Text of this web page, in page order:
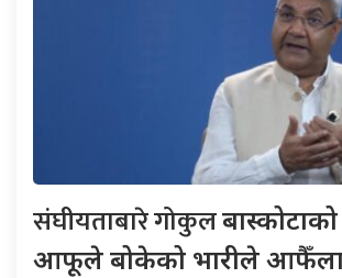
संघीयताबारे गोकुल
आफूले बोकेको भारीले